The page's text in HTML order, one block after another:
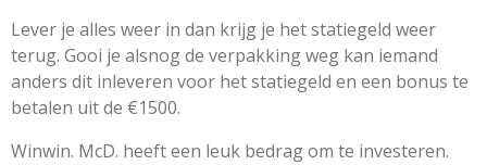
Lever je alles weer in dan krijg je het statiegeld weer
terug. Gooi je alsnog de verpakking weg kan iemand
anders dit inleveren voor het statiegeld en een bonus te
betalen uit de €1500.
Winwin. McD. heeft een leuk bedrag om te investeren.